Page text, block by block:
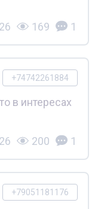
169 1
+74742261884
в интересах
200 1
+79051181176